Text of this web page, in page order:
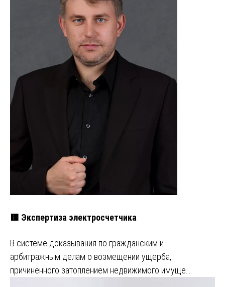
🟥 Экспертиза электросчетчика
В системе доказывания по гражданским и
арбитражным делам о возмещении ущерба,
причиненного затоплением недвижимого имуще…